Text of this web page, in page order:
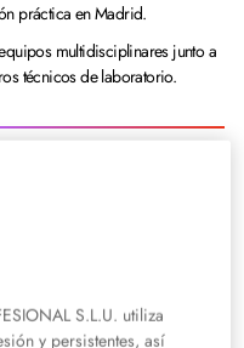
práctica en Madrid.
multidisciplinares junto a
técnicos de laboratorio.
este grado en
si cumples al
S.L.U. utiliza
y persistentes, así